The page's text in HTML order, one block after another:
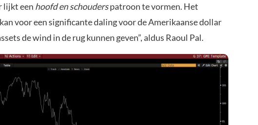
lijkt een hoofd en schouderspatroon te vormen. Het
voor een significante daling voor de Amerikaanse dollar
de wind in de rug kunnen geven”, aldus Raoul Pal.